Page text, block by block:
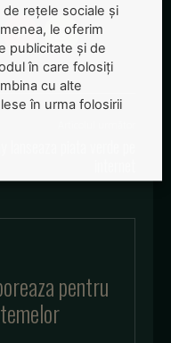
pentru
rețele sociale și
le oferim
publicitate și de
în care folosiți
cu alte
în urma folosirii